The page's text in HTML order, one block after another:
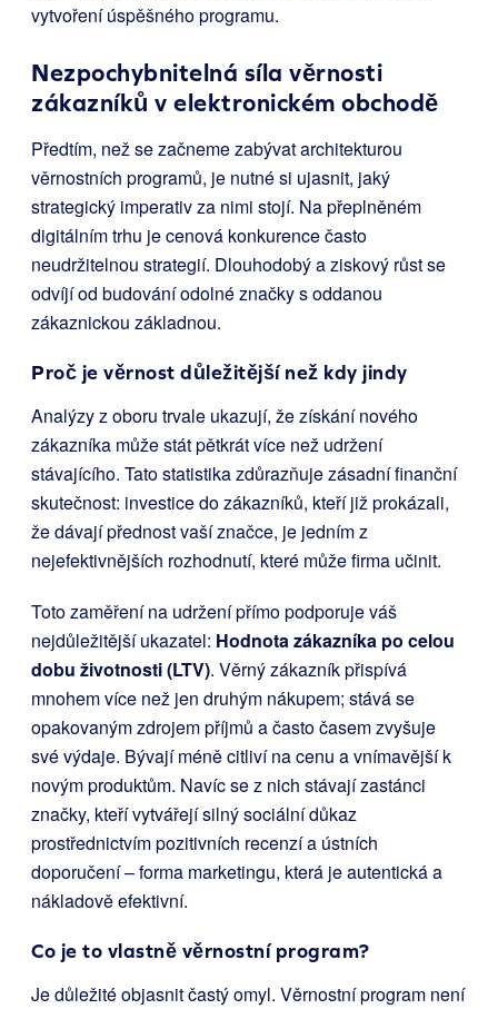
vytvoření úspěšného programu.
Nezpochybnitelná síla věrnosti
zákazníků v elektronickém obchodě
Předtím, než se začneme zabývat architekturou
věrnostních programů, je nutné si ujasnit, jaký
strategický imperativ za nimi stojí. Na přeplněném
digitálním trhu je cenová konkurence často
neudržitelnou strategií. Dlouhodobý a ziskový růst se
odvíjí od budování odolné značky s oddanou
zákaznickou základnou.
Proč je věrnost důležitější než kdy jindy
Analýzy z oboru trvale ukazují, že získání nového
zákazníka může stát pětkrát více než udržení
stávajícího. Tato statistika zdůrazňuje zásadní finanční
skutečnost: investice do zákazníků, kteří již prokázali,
že dávají přednost vaší značce, je jedním z
nejefektivnějších rozhodnutí, které může firma učinit.
Toto zaměření na udržení přímo podporuje váš
nejdůležitější ukazatel: Hodnota zákazníka po celou
dobu životnosti (LTV). Věrný zákazník přispívá
mnohem více než jen druhým nákupem; stává se
opakovaným zdrojem příjmů a často časem zvyšuje
své výdaje. Bývají méně citliví na cenu a vnímavější k
novým produktům. Navíc se z nich stávají zastánci
značky, kteří vytvářejí silný sociální důkaz
prostřednictvím pozitivních recenzí a ústních
doporučení – forma marketingu, která je autentická a
nákladově efektivní.
Co je to vlastně věrnostní program?
Je důležité objasnit častý omyl. Věrnostní program není